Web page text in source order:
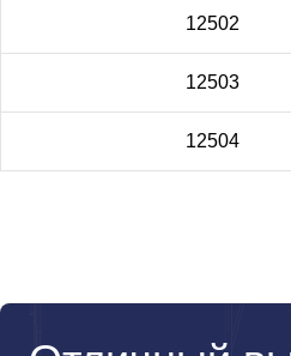
12502
12503
12504